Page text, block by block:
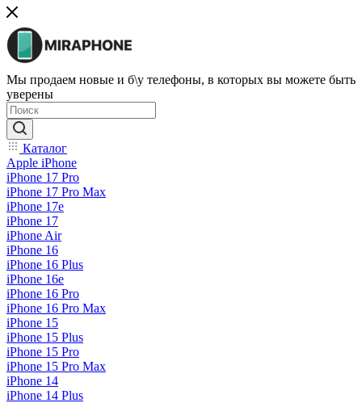
Мы продаем новые и б\у телефоны, в которых вы можете быть
уверены
Каталог
Apple iPhone
iPhone 17 Pro
iPhone 17 Pro Max
iPhone 17e
iPhone 17
iPhone Air
iPhone 16
iPhone 16 Plus
iPhone 16e
iPhone 16 Pro
iPhone 16 Pro Max
iPhone 15
iPhone 15 Plus
iPhone 15 Pro
iPhone 15 Pro Max
iPhone 14
iPhone 14 Plus